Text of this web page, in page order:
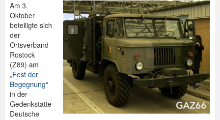
Am 3.
Oktober
beteiligte sich
der
Ortsverband
Rostock
(Z89) am
„Fest der
Begegnung“
in der
Gedenkstätte
Deutsche